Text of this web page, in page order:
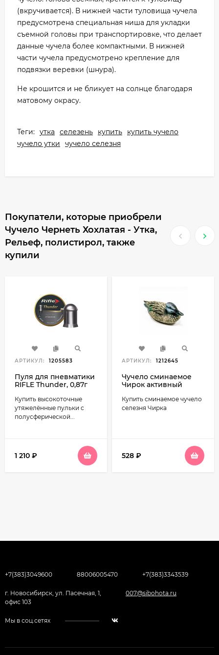
(вкручивается). В нижней части туловища чучела
предусмотрена специальная ниша для укладки
съемной головы при транспортировке, что делает
данные чучела более компактными. В нижней
части чучела предусмотрено крепление для
подвязки веревки (шнура).
Не крошится и не бликует на солнце благодаря
матовому окрасу.
Теги: утка селезень купить
купить чучело
чучело утки
чучело селезня
Покупатели, которые приобрели
Чучело Чернеть Хохлатая - Утка,
Рельеф, полистирол, также
купили
АРТИКУЛ: 1205583
Пуля для пневматики
RIFLE Thunder, 0,87г
Купить высокоточные
утяжелённые пульки с
полусферической...
1 210 ₽
АРТИКУЛ: 1212645
Чучело сминаемое
Чирок активный
Купить сминаемое чучело
селезня Чирка
528 ₽
+7(383)3049600 88006005470 +7(383)3343539
г. Новосибирск, ул. Пасечная, 1,
офис 103
007@sibohota.ru
Мы в соц.сетях